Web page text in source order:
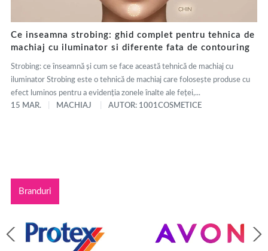
Ce inseamna strobing: ghid complet pentru tehnica de
machiaj cu iluminator si diferente fata de contouring
Strobing: ce înseamnă și cum se face această tehnică de machiaj cu
iluminator Strobing este o tehnică de machiaj care folosește produse cu
efect luminos pentru a evidenția zonele înalte ale feței,...
15 MAR.
MACHIAJ AUTOR: 1001COSMETICE
Branduri